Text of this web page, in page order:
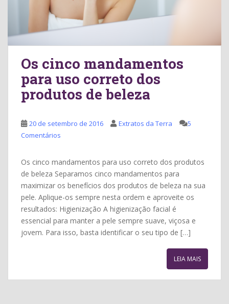
Os cinco mandamentos
para uso correto dos
produtos de beleza
20 de setembro de 2016 Extratos da Terra
5
Comentários
Os cinco mandamentos para uso correto dos produtos
de beleza Separamos cinco mandamentos para
maximizar os benefícios dos produtos de beleza na sua
pele. Aplique-os sempre nesta ordem e aproveite os
resultados: Higienização A higienização facial é
essencial para manter a pele sempre suave, viçosa e
jovem. Para isso, basta identificar o seu tipo de […]
LEIA MAIS